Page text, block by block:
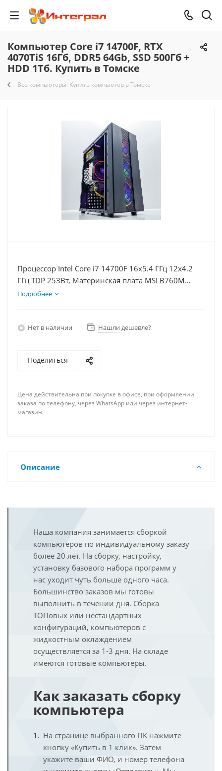
Компьютер Core i7 14700F, RTX
4070TiS 16Гб, DDR5 64Gb, SSD 500Гб +
HDD 1Тб. Купить в Томске
Все компьютеры. Купить компьютер в Томске
Процессор Intel Core i7 14700F 16x5.4 ГГц 12x4.2
ГГц TDP 253Вт, Материнская плата MSI B760M
BOMBER WIFI D5, Видеокарта RTX 4070TiS 16Гб,
Подробнее
Нет в наличии Нашли дешевле?
Поделиться
Цена действительна при покупке в офисе, при оформлении
заказа по телефону, через WhatsApp или через интернет-
магазин.
Описание
Наша компания занимается сборкой
компьютеров по индивидуальному заказу
более 20 лет. На сборку, настройку,
установку базового набора программ у
нас уходит чуть больше одного часа.
Большинство заказов мы готовы
выполнить в течении дня. Сборка
ТОПовых или нестандартных
конфигураций, компьютеров с
жидкостным охлаждением
осуществляется за 1-3 дня. На складе
имеются готовые компьютеры.
Как заказать сборку
компьютера
На странице выбранного ПК нажмите
кнопку «Купить в 1 клик». Затем
укажите ваши ФИО, и номер телефона